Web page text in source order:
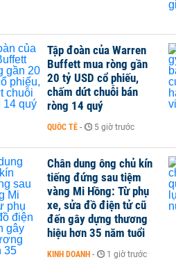
Tập đoàn của Warren
Buffett mua ròng gần
20 tỷ USD cổ phiếu,
chấm dứt chuỗi bán
ròng 14 quý
QUỐC TẾ - 5 giờ trước
Chân dung ông chủ kín
tiếng đứng sau tiệm
vàng Mi Hồng: Từ phụ
xe, sửa đồ điện tử cũ
đến gây dựng thương
hiệu hơn 35 năm tuổi
KINH DOANH - 1 giờ trước